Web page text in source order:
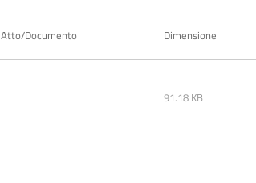
Atto/Documento Dimensione
91.18 KB